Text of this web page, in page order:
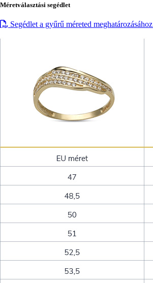
Méretválasztási segédlet
Segédlet a gyűrű méreted meghatározásához